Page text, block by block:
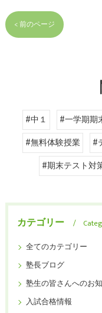
< 前のページ
#中１ #一学期期
#無料体験授業
#
#期末テスト対
カテゴリー
全てのカテゴリー
塾長ブログ
塾生の皆さんへのお
入試合格情報